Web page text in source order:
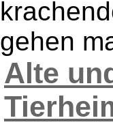
gehen
Alte